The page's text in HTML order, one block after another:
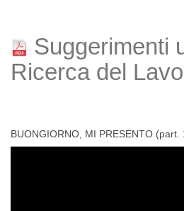
Suggerimenti
Ricerca del
BUONGIORNO, MI PRESENTO